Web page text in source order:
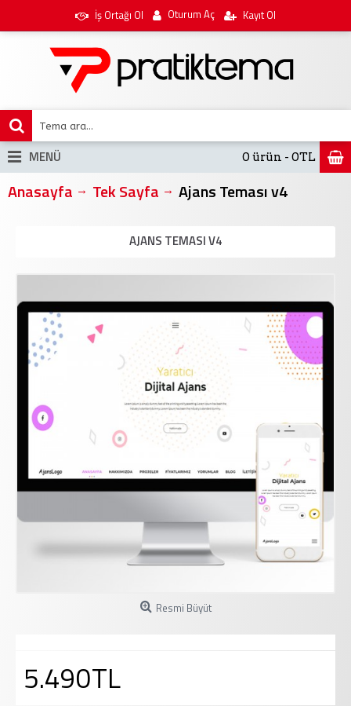
İş Ortağı Ol Oturum Aç Kayıt Ol
0 ürün - 0TL
MENÜ
Anasayfa Tek Sayfa Ajans Teması v4
AJANS TEMASI V4
Resmi Büyüt
5.490TL